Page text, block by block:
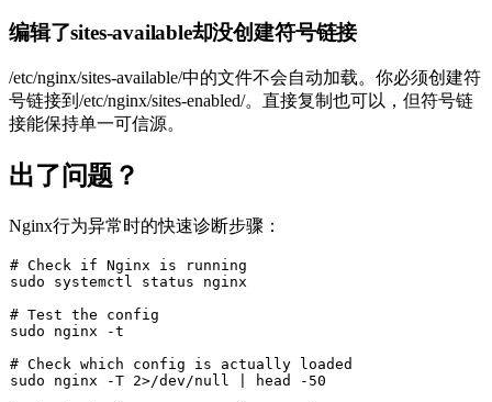
编辑了sites-available却没创建符号链接
/etc/nginx/sites-available/中的文件不会自动加载。你必须创建符
号链接到 /etc/nginx/sites-enabled/。直接复制也可以，但符号链
接能保持单一可信源。
出了问题？
Nginx行为异常时的快速诊断步骤：
# Check if Nginx is running
sudo systemctl status nginx
# Test the config
sudo nginx -t
# Check which config is actually loaded
sudo nginx -T 2>/dev/null | head
-50